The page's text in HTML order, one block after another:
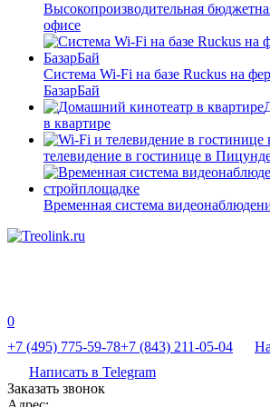
Высокопроизводительная
офисе
Система Wi-Fi на базе Ruckus на
БазарБай
в квартире
телевидение в гостинице в
Временная система
0
+7 (495) 775-59-78+7 (843) 211-05-04
Написать в Telegram
Заказать звонок